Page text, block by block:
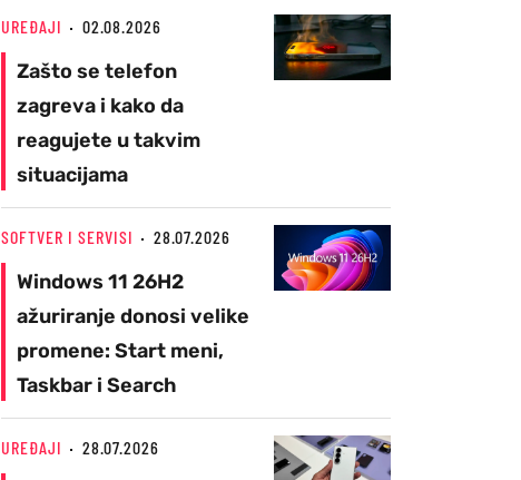
UREĐAJI 02.08.2026
Zašto se telefon
zagreva i kako da
reagujete u takvim
situacijama
SOFTVER I SERVISI 28.07.2026
Windows 11 26H2
ažuriranje donosi velike
promene: Start meni,
Taskbar i Search
UREĐAJI 28.07.2026